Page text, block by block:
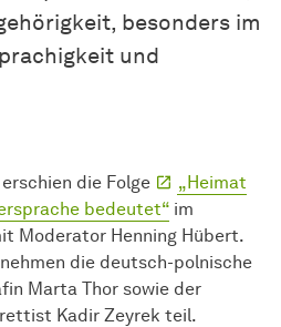
besonders im
und
die Folge
„Heimat
bedeutet“ im
Moderator Henning Hübert.
die deutsch-polnische
Marta Thor sowie der
Kadir Zeyrek teil.